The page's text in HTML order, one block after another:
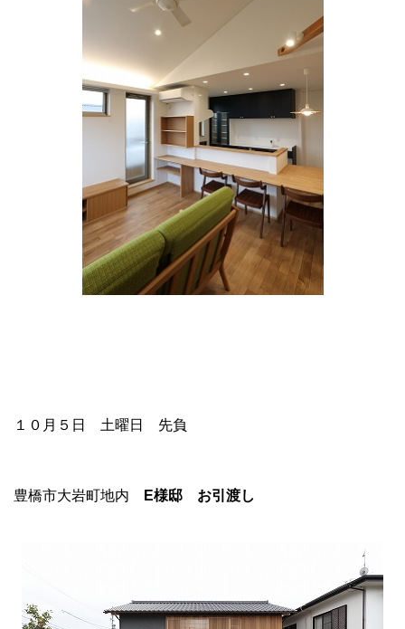
１０月５日 土曜日 先負
豊橋市大岩町地内 E様邸 お引渡し